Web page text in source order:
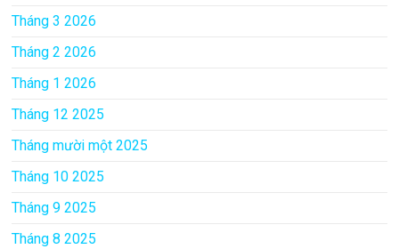
Tháng 3 2026
Tháng 2 2026
Tháng 1 2026
Tháng 12 2025
Tháng mười một 2025
Tháng 10 2025
Tháng 9 2025
Tháng 8 2025